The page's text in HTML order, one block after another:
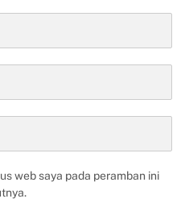
web saya pada peramban ini